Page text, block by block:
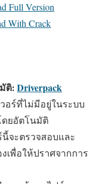
Full Version
With Crack
ติ: Driverpack
อร์ที่ไม่มีอยู่ในระบบ
ดยอัตโนมัติ
จะตรวจสอบและ
เพื่อให้ปราศจากการ